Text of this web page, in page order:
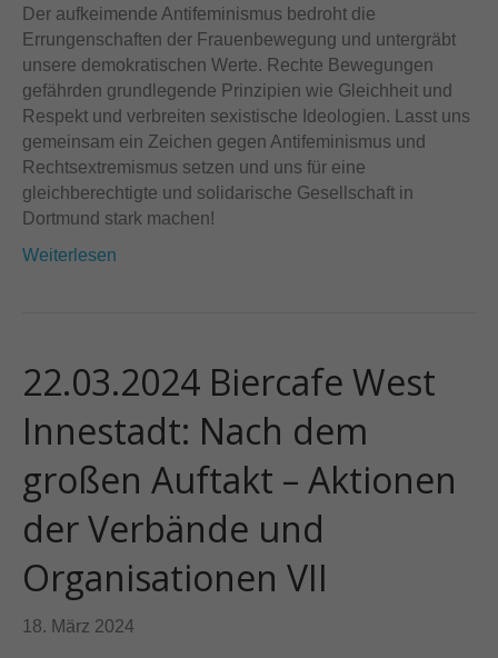
Der aufkeimende Antifeminismus bedroht die
Errungenschaften der Frauenbewegung und untergräbt
unsere demokratischen Werte. Rechte Bewegungen
gefährden grundlegende Prinzipien wie Gleichheit und
Respekt und verbreiten sexistische Ideologien. Lasst uns
gemeinsam ein Zeichen gegen Antifeminismus und
Rechtsextremismus setzen und uns für eine
gleichberechtigte und solidarische Gesellschaft in
Dortmund stark machen!
Weiterlesen
22.03.2024 Biercafe West
Innestadt: Nach dem
großen Auftakt – Aktionen
der Verbände und
Organisationen VII
18. März 2024